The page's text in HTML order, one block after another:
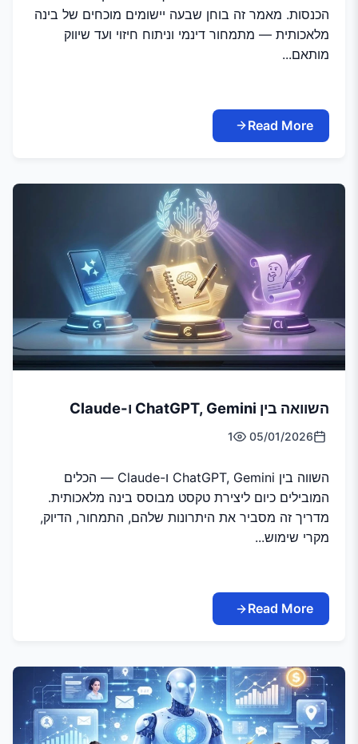
הכנסות. מאמר זה בוחן שבעה יישומים מוכחים של בינה
מלאכותית — מתמחור דינמי וניתוח חיזוי ועד שיווק
מותאם...
Read More
השוואה בין ChatGPT, Gemini ו-Claude
05/01/2026
1
השווה בין ChatGPT, Gemini ו-Claude — הכלים
המובילים כיום ליצירת טקסט מבוסס בינה מלאכותית.
מדריך זה מסביר את היתרונות שלהם, התמחור, הדיוק,
מקרי שימוש...
Read More